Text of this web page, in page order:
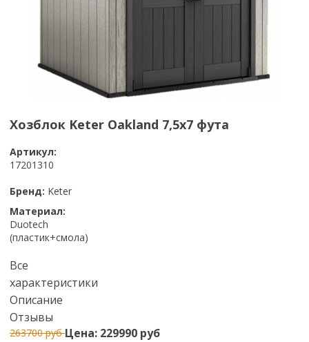
Хозблок Keter Oakland 7,5x7 фута
Артикул:
17201310
Бренд: Keter
Материал:
Duotech
(пластик+смола)
Все
характеристики
Описание
Отзывы
263700 рубЦена: 229990 руб